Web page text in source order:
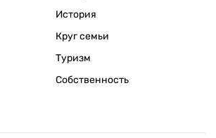
История
Круг семьи
Туризм
Собственность